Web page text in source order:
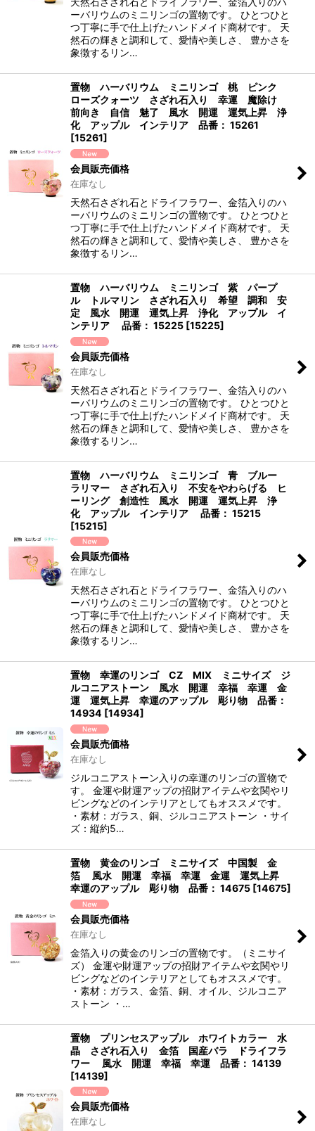
ーバリウムのミニリンゴの置物です。 ひとつひと
つ丁寧に手で仕上げたハンドメイド商材です。 天
然石の輝きと調和して、愛情や美しさ、 豊かさを
象徴するリン…
置物 ハーバリウム ミニリンゴ 桃 ピンク
ローズクォーツ さざれ石入り 幸運 魔除け
前向き 自信 魅了 風水 開運 運気上昇 浄
化 アップル インテリア 品番： 15261
[15261]
会員販売価格
在庫なし
天然石さざれ石とドライフラワー、金箔入りのハ
ーバリウムのミニリンゴの置物です。 ひとつひと
つ丁寧に手で仕上げたハンドメイド商材です。 天
然石の輝きと調和して、愛情や美しさ、 豊かさを
象徴するリン…
置物 ハーバリウム ミニリンゴ 紫 パープ
ル トルマリン さざれ石入り 希望 調和 安
定 風水 開運 運気上昇 浄化 アップル イ
ンテリア 品番： 15225 [15225]
会員販売価格
在庫なし
天然石さざれ石とドライフラワー、金箔入りのハ
ーバリウムのミニリンゴの置物です。 ひとつひと
つ丁寧に手で仕上げたハンドメイド商材です。 天
然石の輝きと調和して、愛情や美しさ、 豊かさを
象徴するリン…
置物 ハーバリウム ミニリンゴ 青 ブルー
ラリマー さざれ石入り 不安をやわらげる ヒ
ーリング 創造性 風水 開運 運気上昇 浄
化 アップル インテリア 品番： 15215
[15215]
会員販売価格
在庫なし
天然石さざれ石とドライフラワー、金箔入りのハ
ーバリウムのミニリンゴの置物です。 ひとつひと
つ丁寧に手で仕上げたハンドメイド商材です。 天
然石の輝きと調和して、愛情や美しさ、 豊かさを
象徴するリン…
置物 幸運のリンゴ CZ MIX ミニサイズ ジ
ルコニアストーン 風水 開運 幸福 幸運 金
運 運気上昇 幸運のアップル 彫り物 品番：
14934 [14934]
会員販売価格
在庫なし
ジルコニアストーン入りの幸運のリンゴの置物で
す。 金運や財運アップの招財アイテムや玄関やリ
ビングなどのインテリアとしてもオススメです。
・素材：ガラス、銅、ジルコニアストーン ・サイ
ズ：縦約5…
置物 黄金のリンゴ ミニサイズ 中国製 金
箔 風水 開運 幸福 幸運 金運 運気上昇
幸運のアップル 彫り物 品番： 14675 [14675]
会員販売価格
在庫なし
金箔入りの黄金のリンゴの置物です。（ミニサイ
ズ） 金運や財運アップの招財アイテムや玄関やリ
ビングなどのインテリアとしてもオススメです。
・素材：ガラス、金箔、銅、オイル、ジルコニア
ストーン ・…
置物 プリンセスアップル ホワイトカラー 水
晶 さざれ石入り 金箔 国産バラ ドライフラ
ワー 風水 開運 幸福 幸運 品番： 14139
[14139]
会員販売価格
在庫なし